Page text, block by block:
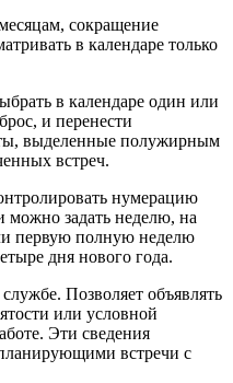
сокращение
в календаре только
в календаре один или
и перенести
выделенные полужирным
встреч.
нумерацию
можно задать неделю, на
первую полную неделю
дня нового года.
Позволяет объявлять
или условной
Эти сведения
встречи с